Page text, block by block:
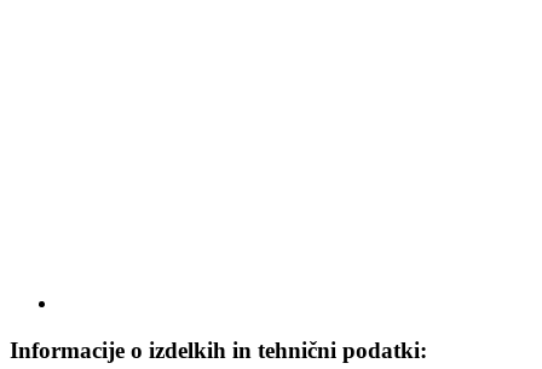
Informacije o izdelkih in tehnični podatki: